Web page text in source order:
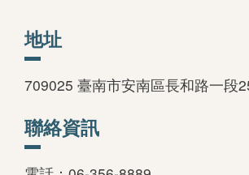
地址
709025 臺南市安南區長和路一段
聯絡資訊